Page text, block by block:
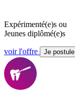
Expérimenté(e)s ou
Jeunes diplômé(e)s
voir l'offre Je postule